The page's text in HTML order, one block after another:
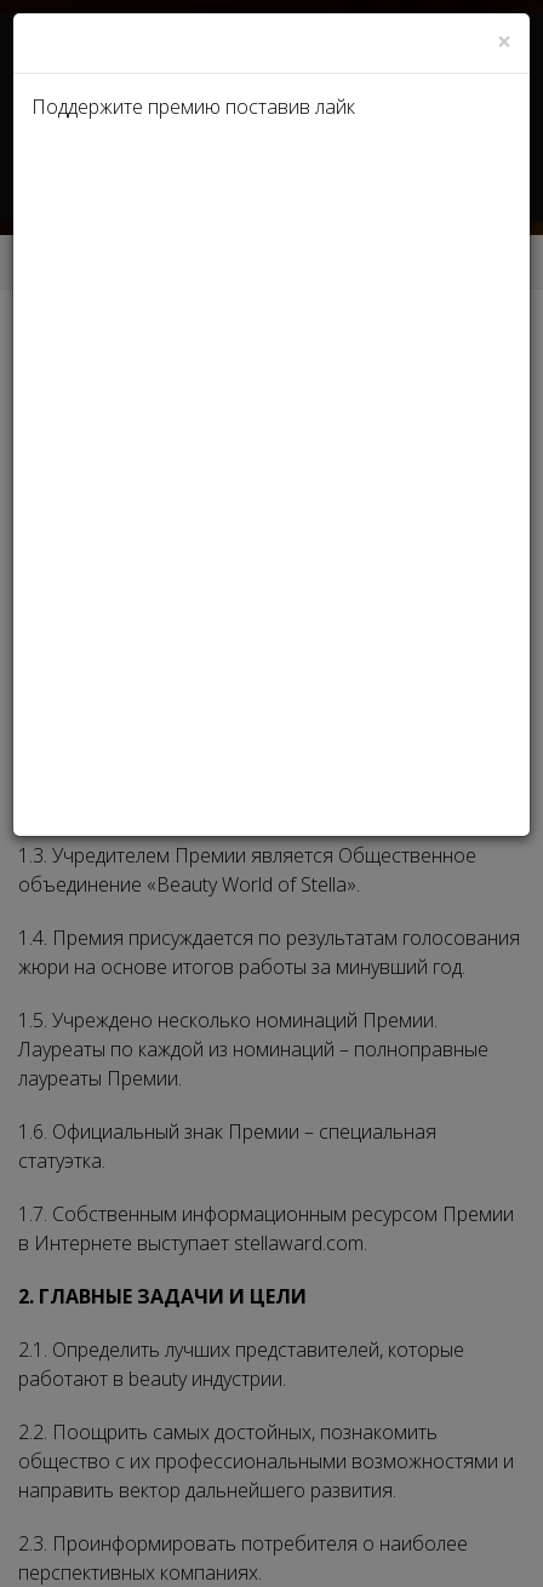
1.3. Учредителем Премии является Общественное
объединение «Beauty World of Stella».
1.4. Премия присуждается по результатам голосования
жюри на основе итогов работы за минувший год.
1.5. Учреждено несколько номинаций Премии.
Лауреаты по каждой из номинаций – полноправные
лауреаты Премии.
1.6. Официальный знак Премии – специальная
статуэтка.
1.7. Собственным информационным ресурсом Премии
в Интернете выступает stellaward.com.
2. ГЛАВНЫЕ ЗАДАЧИ И ЦЕЛИ
2.1. Определить лучших представителей, которые
работают в beauty индустрии.
2.2. Поощрить самых достойных, познакомить
общество с их профессиональными возможностями и
направить вектор дальнейшего развития.
2.3. Проинформировать потребителя о наиболее
перспективных компаниях.
×
Поддержите премию поставив лайк